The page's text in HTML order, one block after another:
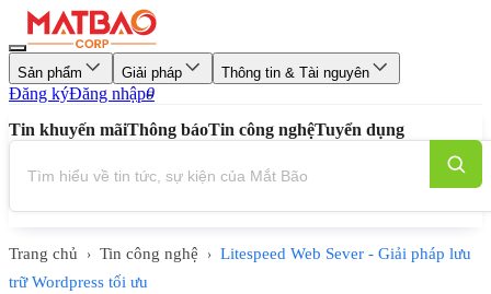
Sản phẩm Giải pháp Thông tin & Tài nguyên
Đăng kýĐăng nhập0
Tin khuyến mãiThông báoTin công nghệTuyển dụng
Trang chủ › Tin công nghệ › Litespeed Web Sever - Giải pháp lưu
trữ Wordpress tối ưu